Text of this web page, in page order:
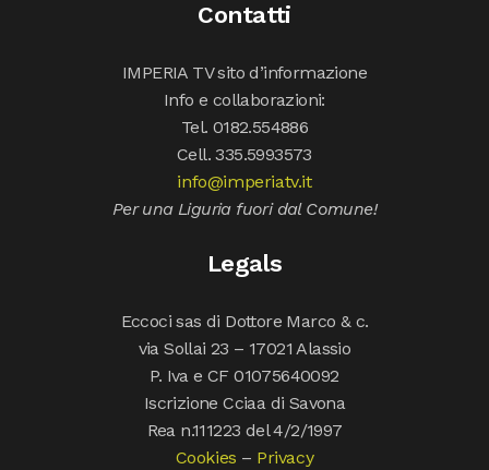
Contatti
IMPERIA TV sito d’informazione
Info e collaborazioni:
Tel. 0182.554886
Cell. 335.5993573
info@imperiatv.it
Per una Liguria fuori dal Comune!
Legals
Eccoci sas di Dottore Marco & c.
via Sollai 23 – 17021 Alassio
P. Iva e CF 01075640092
Iscrizione Cciaa di Savona
Rea n.111223 del 4/2/1997
Cookies – Privacy